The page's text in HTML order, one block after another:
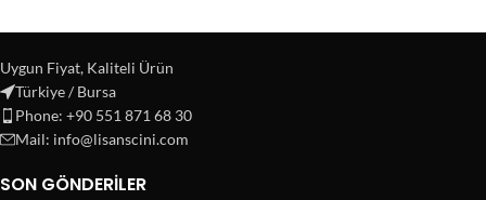
Uygun Fiyat, Kaliteli Ürün
Türkiye / Bursa
Phone: +90 551 871 68 30
Mail: info@lisanscini.com
SON GÖNDERILER